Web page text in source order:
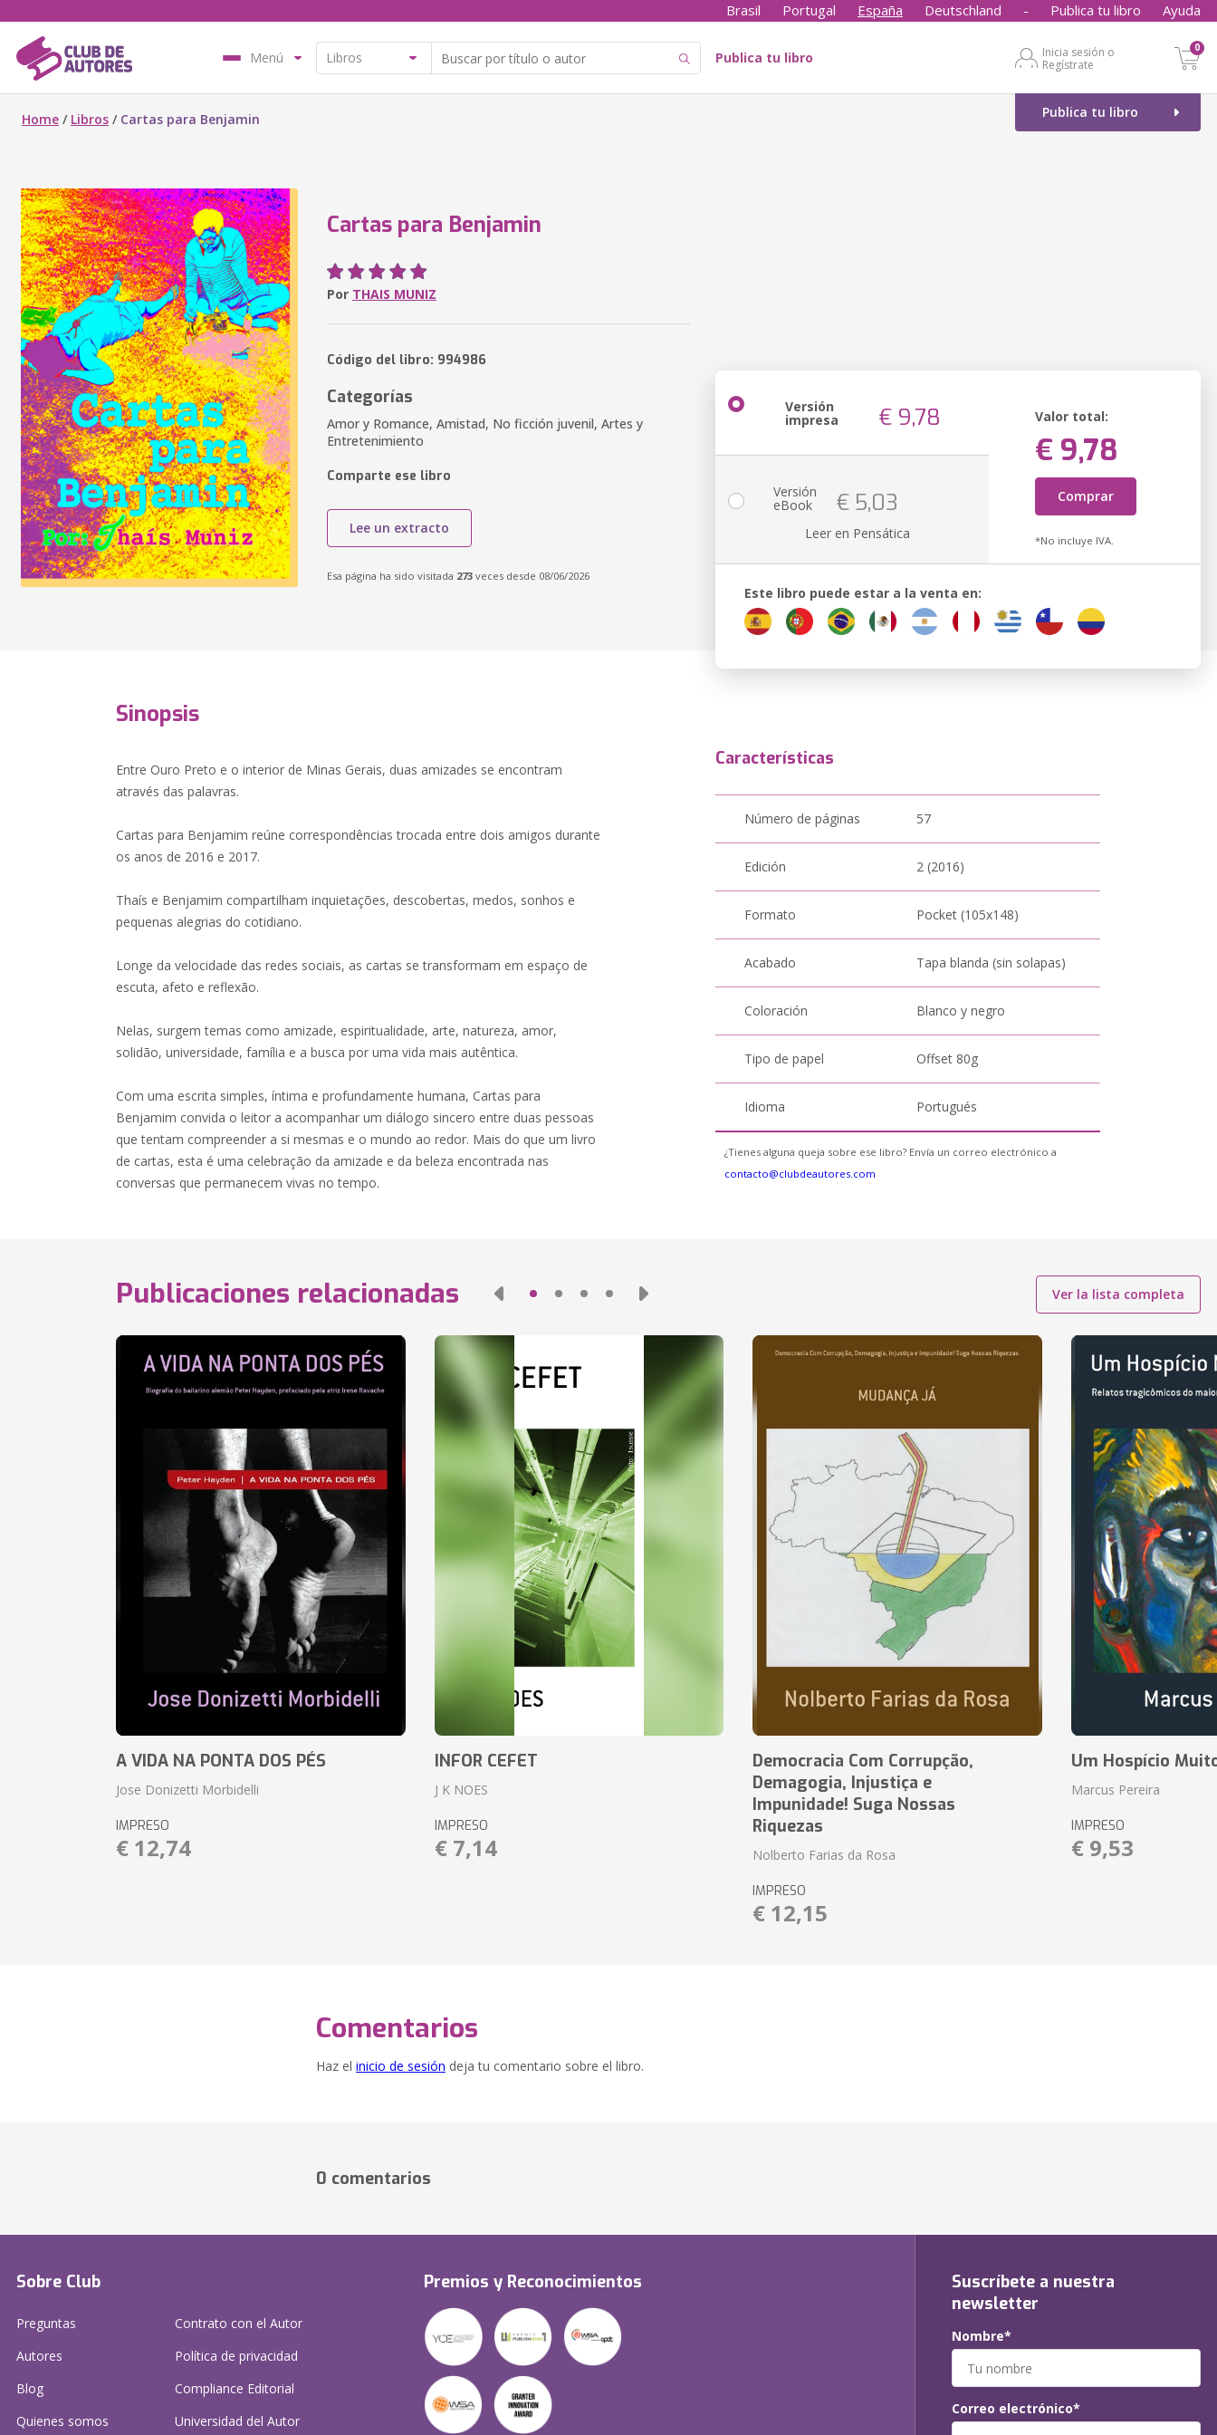
Brasil Portugal España Deutschland - Publica tu libro Ayuda
Menú Publica tu libro
Inicia sesión o
Regístrate
0
Publica tu libro
Home / Libros / Cartas para Benjamin
Cartas para Benjamin
Por THAIS MUNIZ
Código del libro: 994986
Categorías
Amor y Romance, Amistad, No ficción juvenil, Artes y
Entretenimiento
Comparte ese libro
Lee un extracto
Esa página ha sido visitada 273 veces desde 08/06/2026
Versión
impresa € 9,78 Valor total:
€ 9,78
Comprar
*No incluye IVA.
Versión
eBook € 5,03
Leer en Pensática
Este libro puede estar a la venta en:
Sinopsis
Entre Ouro Preto e o interior de Minas Gerais, duas amizades se encontram
através das palavras.
Cartas para Benjamim reúne correspondências trocada entre dois amigos durante
os anos de 2016 e 2017.
Thaís e Benjamim compartilham inquietações, descobertas, medos, sonhos e
pequenas alegrias do cotidiano.
Longe da velocidade das redes sociais, as cartas se transformam em espaço de
escuta, afeto e reflexão.
Nelas, surgem temas como amizade, espiritualidade, arte, natureza, amor,
solidão, universidade, família e a busca por uma vida mais autêntica.
Com uma escrita simples, íntima e profundamente humana, Cartas para
Benjamim convida o leitor a acompanhar um diálogo sincero entre duas pessoas
que tentam compreender a si mesmas e o mundo ao redor. Mais do que um livro
de cartas, esta é uma celebração da amizade e da beleza encontrada nas
conversas que permanecem vivas no tempo.
Características
Número de páginas 57
Edición 2 (2016)
Formato Pocket (105x148)
Acabado Tapa blanda (sin solapas)
Coloración Blanco y negro
Tipo de papel Offset 80g
Idioma Portugués
¿Tienes alguna queja sobre ese libro? Envía un correo electrónico a
contacto@clubdeautores.com
Publicaciones relacionadas Ver la lista completa
A VIDA NA PONTA DOS PÉS
Jose Donizetti Morbidelli
IMPRESO
€ 12,74
INFOR CEFET
J K NOES
IMPRESO
€ 7,14
Democracia Com Corrupção,
Demagogia, Injustiça e
Impunidade! Suga Nossas
Riquezas
Nolberto Farias da Rosa
IMPRESO
€ 12,15
Um Hospício
Marcus Pereira
IMPRESO
€ 9,53
Comentarios
Haz el inicio de sesión deja tu comentario sobre el libro.
0 comentarios
Sobre Club
Preguntas
Autores
Blog
Quienes somos
Contrato con el Autor
Política de privacidad
Compliance Editorial
Universidad del Autor
Premios y Reconocimientos
Suscríbete a nuestra
newsletter
Nombre*
Correo electrónico*